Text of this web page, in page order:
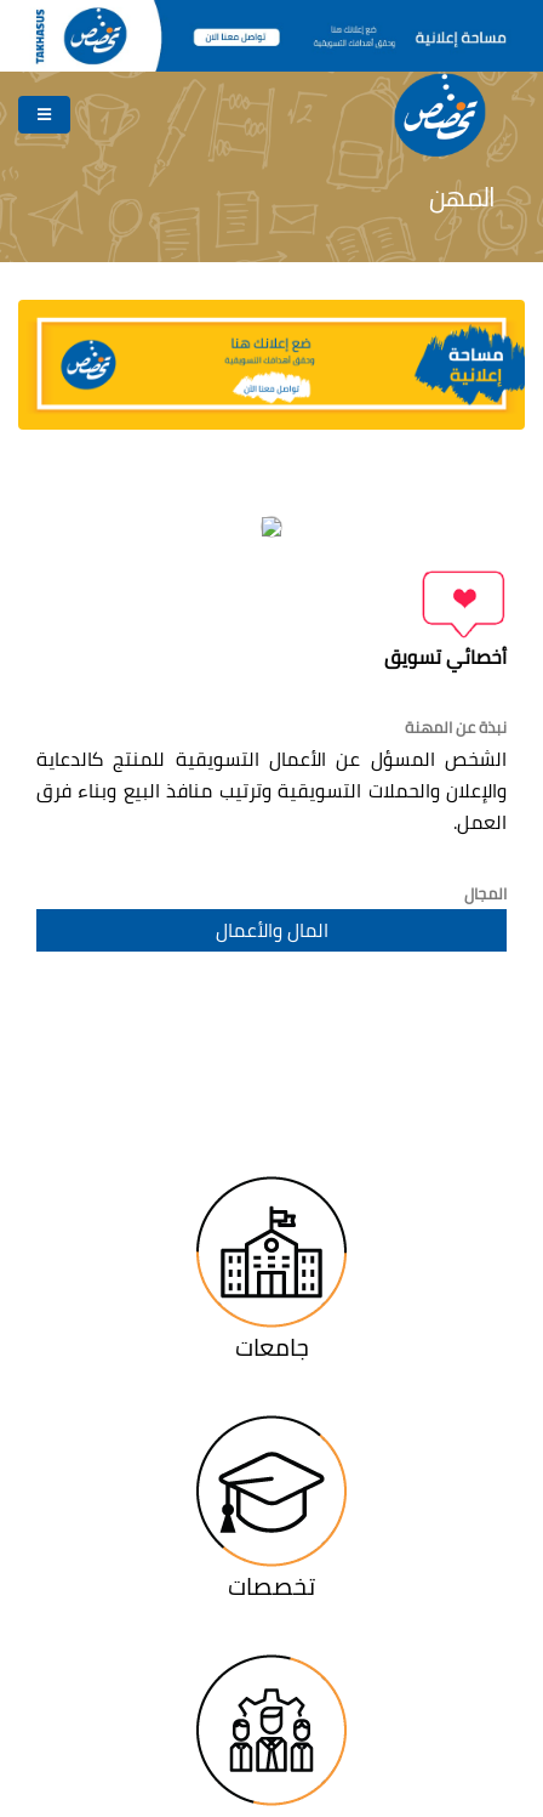
المهن
أخصائي تسويق
نبذة عن المهنة
الشخص المسؤل عن الأعمال التسويقية للمنتج كالدعاية
والإعلان والحملات التسويقية وترتيب منافذ البيع وبناء فرق
العمل.
المجال
المال والأعمال
جامعات
تخصصات